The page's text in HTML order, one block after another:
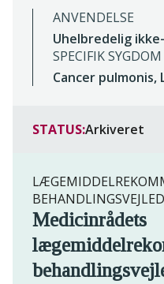
ANVENDELSE
Uhelbredelig
SPECIFIK SYGDOM
Cancer
STATUS:Arkiveret
Medicinrådets